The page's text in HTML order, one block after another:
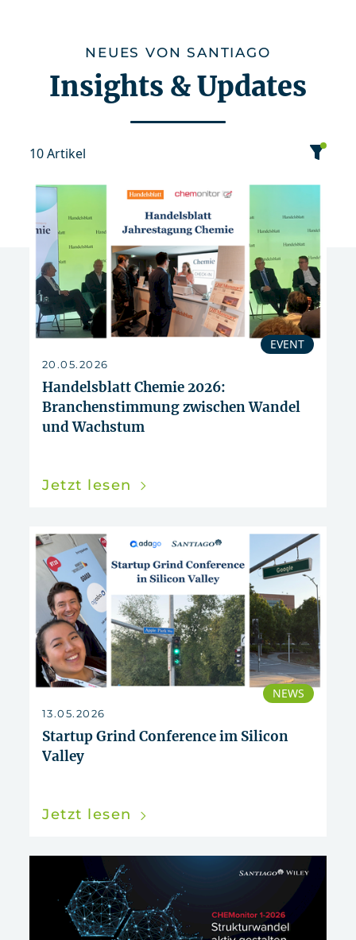
NEUES VON SANTIAGO
Insights & Updates
10 Artikel
Datum
Sortierung
Event News Publikation 2026
EVENT
20.05.2026
Handelsblatt Chemie 2026:
Branchenstimmung zwischen Wandel
und Wachstum
Jetzt lesen
NEWS
13.05.2026
Startup Grind Conference im Silicon
Valley
Jetzt lesen